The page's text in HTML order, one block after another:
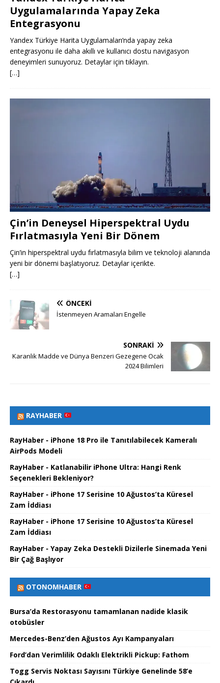
Uygulamalarında Yapay Zeka
Entegrasyonu
Yandex Türkiye Harita Uygulamaları’nda yapay zeka
entegrasyonu ile daha akıllı ve kullanıcı dostu navigasyon
deneyimleri sunuyoruz. Detaylar için tıklayın.
[…]
Çin’in Deneysel Hiperspektral Uydu
Fırlatmasıyla Yeni Bir Dönem
Çin’in hiperspektral uydu fırlatmasıyla bilim ve teknoloji alanında
yeni bir dönemi başlatıyoruz. Detaylar içerikte.
[…]
ÖNCEKI
İstenmeyen Aramaları Engelle
SONRAKI
Karanlık Madde ve Dünya Benzeri Gezegene Ocak
2024 Bilimleri
RAYHABER
RayHaber - iPhone 18 Pro ile Tanıtılabilecek Kameralı
AirPods Modeli
RayHaber - Katlanabilir iPhone Ultra: Hangi Renk
Seçenekleri Bekleniyor?
RayHaber - iPhone 17 Serisine 10 Ağustos’ta Küresel
Zam İddiası
RayHaber - iPhone 17 Serisine 10 Ağustos’ta Küresel
Zam İddiası
RayHaber - Yapay Zeka Destekli Dizilerle Sinemada Yeni
Bir Çağ Başlıyor
OTONOMHABER
Bursa’da Restorasyonu tamamlanan nadide klasik
otobüsler
Mercedes-Benz’den Ağustos Ayı Kampanyaları
Ford’dan Verimlilik Odaklı Elektrikli Pickup: Fathom
Togg Servis Noktası Sayısını Türkiye Genelinde 58’e